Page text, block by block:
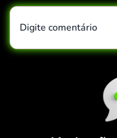
Digite comentário